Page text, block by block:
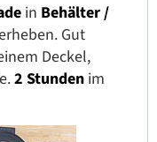
in Behälter /
Gut
Deckel,
2 Stunden im